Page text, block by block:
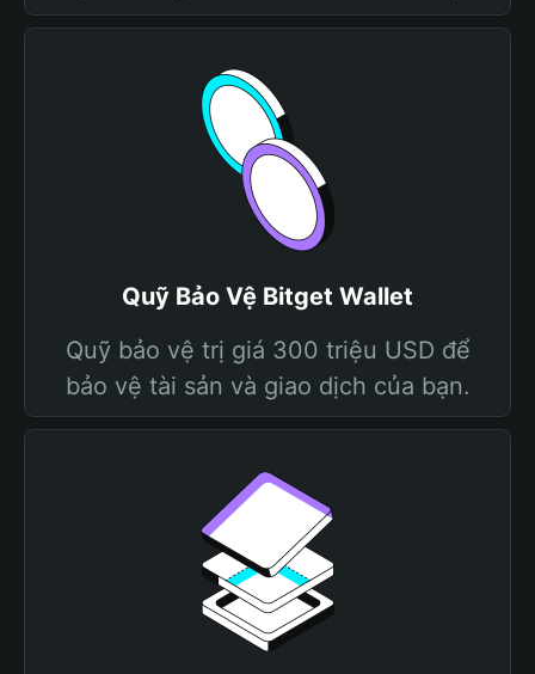
Quỹ Bảo Vệ Bitget Wallet
Quỹ bảo vệ trị giá 300 triệu USD để
bảo vệ tài sản và giao dịch của bạn.